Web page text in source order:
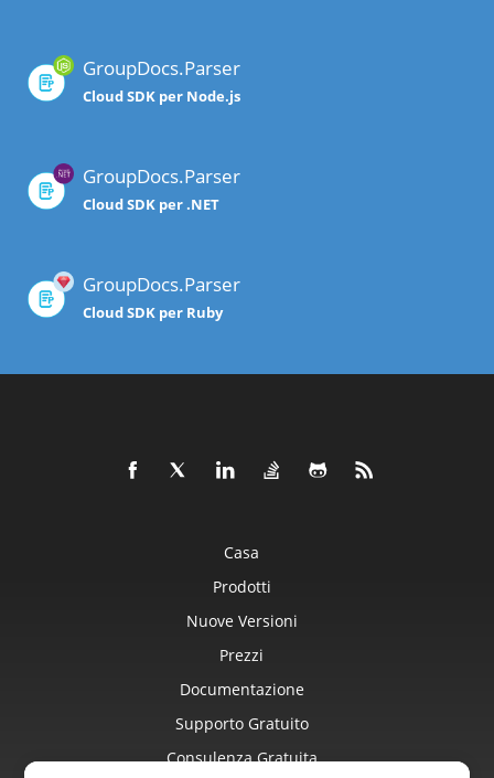
GroupDocs.Parser
Cloud SDK per Node.js
GroupDocs.Parser
Cloud SDK per .NET
GroupDocs.Parser
Cloud SDK per Ruby
Casa
Prodotti
Nuove Versioni
Prezzi
Documentazione
Supporto Gratuito
Consulenza Gratuita